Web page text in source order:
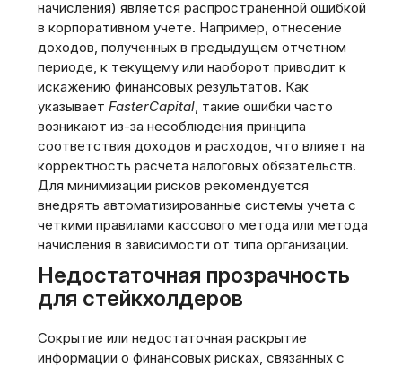
начисления) является распространенной ошибкой
в корпоративном учете. Например, отнесение
доходов, полученных в предыдущем отчетном
периоде, к текущему или наоборот приводит к
искажению финансовых результатов. Как
указывает FasterCapital, такие ошибки часто
возникают из-за несоблюдения принципа
соответствия доходов и расходов, что влияет на
корректность расчета налоговых обязательств.
Для минимизации рисков рекомендуется
внедрять автоматизированные системы учета с
четкими правилами кассового метода или метода
начисления в зависимости от типа организации.
Недостаточная прозрачность
для стейкхолдеров
Сокрытие или недостаточная раскрытие
информации о финансовых рисках, связанных с